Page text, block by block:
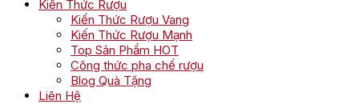
Kiến Thức Rượu
Kiến Thức Rượu Vang
Kiến Thức Rượu Mạnh
Top Sản Phẩm HOT
Công thức pha chế rượu
Blog Quà Tặng
Liên Hệ